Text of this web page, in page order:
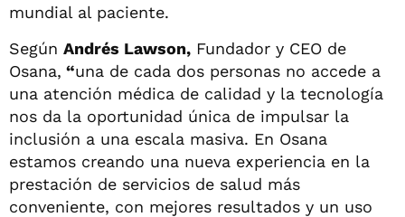
mundial al paciente.
Según Andrés Lawson, Fundador y CEO de
Osana, “una de cada dos personas no accede a
una atención médica de calidad y la tecnología
nos da la oportunidad única de impulsar la
inclusión a una escala masiva. En Osana
estamos creando una nueva experiencia en la
prestación de servicios de salud más
conveniente, con mejores resultados y un uso